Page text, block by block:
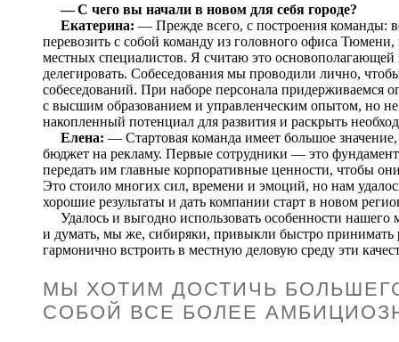
— С чего вы начали в новом для себя городе?
Екатерина: — Прежде всего, с построения команды:
перевозить с собой команду из головного офиса
местных специалистов. Я считаю это
делегировать. Собеседования мы проводили лично,
собеседований. При наборе персонала придерживаемся
с высшим образованием и управленческим опытом, но
накопленный потенциал для развития и раскрыть
Елена: — Стартовая команда имеет большое
бюджет на рекламу. Первые сотрудники — это
передать им главные корпоративные ценности, чтобы
Это стоило многих сил, времени и эмоций, но нам
хорошие результаты и дать компании старт в новом
Удалось и выгодно использовать особенности нашего
и думать, мы же, сибиряки, привыкли быстро
гармонично встроить в местную деловую среду эти
МЫ ХОТИМ ДОСТИЧЬ
СОБОЙ ВСЕ БОЛЕЕ